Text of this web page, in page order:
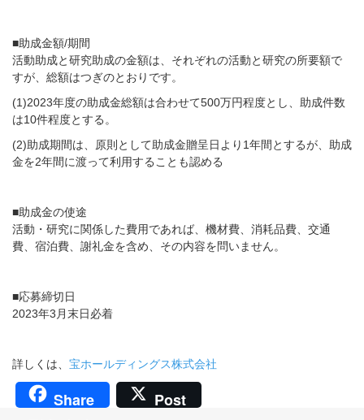
■助成金額/期間
活動助成と研究助成の金額は、それぞれの活動と研究の所要額で
すが、総額はつぎのとおりです。
(1)2023年度の助成金総額は合わせて500万円程度とし、助成件数
は10件程度とする。
(2)助成期間は、原則として助成金贈呈日より1年間とするが、助成
金を2年間に渡って利用することも認める
■助成金の使途
活動・研究に関係した費用であれば、機材費、消耗品費、交通
費、宿泊費、謝礼金を含め、その内容を問いません。
■応募締切日
2023年3月末日必着
詳しくは、 宝ホールディングス株式会社
Share Post